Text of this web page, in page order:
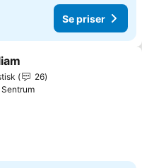
Se priser
til i favoritter
26